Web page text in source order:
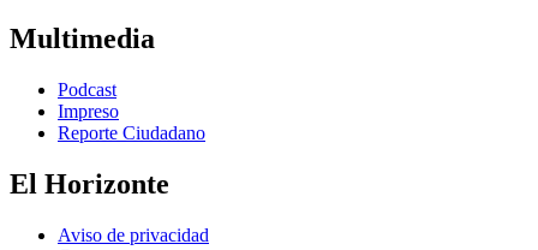
Multimedia
Podcast
Impreso
Reporte Ciudadano
El Horizonte
Aviso de privacidad